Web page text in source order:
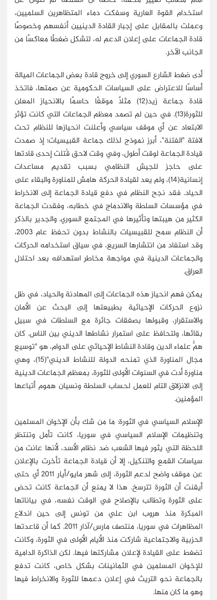
استخدام القوة العارية وسفكت دماء المتظاهرين السلميين،
وعملت بالمقابل على إجبار القادة الدينيين أنفسهم وخصوصًا
قادة الجماعات على إعلان الدعم له، لتشكل ضغطًا معاكسًا من
الجانب الآخر.
أدى ضغط الشارع السوري إلى خروج قادة بعض الجماعات الميالة
أساسًا للاعتراض على السياسات الحكومية عن صمتها، فاتخذ
قادة جماعة زيد(12) مثلًا موقفًا حاسمًا بالانحياز المعلن
للثورة(13). في حين لم تصمد معظم الجماعات التي كانت تؤثر
الابتعاد عن أي موقف سياسي وأعلنت انحيازها للنظام تحت
لافتة "الفتنة"، أبرز نموذج لذلك جماعة القبيسيات؛ إذ صمدت
قيادة الجماعة لوقت أطول، وفي وقت لاحق قُتلت إحدى قادتها
على حاجز للجيش النظامي بسبب تقديم مساعدات
إنسانية(14)، ولم يعد لقيادة الحركة هامش للمناورة والبقاء على
الحياد. فقد نجح النظام في دفع قيادة الجماعة إلى الانخراط
في مؤسسات السلطة والاندماج في خطابه، وفقدت الجماعة
الكثير من هيبتها وتأثيرها في المجتمع السوري. والجدير بالذكر
أن النظام سمح للقبيسيات بالنشاط بدون تحفظ عام 2003،
وقد استفاد من انتشارها السريع، في سياق استخدامه الحركات
والجماعات الدينية في مواجهة مخاطر استهدافه بعد احتلال
العراق.
يمكن فهم انحياز هذه الجماعات إلى المهادنة والحياد، في ظل
نزوع الحركات الإحيائية بطبيعتها إلى البحث عن الأمان
والاستقرار، وقبولها بصفقات جائرة مع السلطات في سبيل
بقائها، ولتحافظ على استمرار نشاطها الديني بين الناس. كان
همُّ علماء الدين وقادة النشاط الإحيائي على الدوام، هو "توسيع
مجال المناورة الذي تمنحه الدولة للنشاط الديني"(15)، وهي
مناورة أدت في السنوات الأولى للثورة، بمعظم الجماعات الدينية
إلى الانزلاق التام للعمل لحساب السلطة ونسيان هموم أتباعها
المؤمنين.
الإسلام السياسي في الثورة: ما من شك بأن الإخوان المسلمين
وتنظيمات الإسلام السياسي في سوريا، كانت تأمل وتنتظر
اللحظة التي يثور فيها الشعب ضد نظام الأسد، لأنها عانت من
سياسات القمع والتنكيل، إلا أن قيادة الجماعة تأخرت بالإعلان
عن موقف واضح لدعم الثورة، إلى شهر مايو/أيار 2011 أي حتى
أيقنت أن الثورة تترسخ. هذا لا يمنع أن الجماعة كانت تحض
على الثورة وتطالب بالإصلاح في الوقت نفسه، في بياناتها
المبكرة منذ هروب ابن علي من تونس إلى حين اندلاع
المظاهرات في سوريا، منتصف مارس/آذار 2011. كما أن قاعدتها
الحزبية والاجتماعية شاركت منذ الأيام الأولى في الثورة، وكانت
تضغط على القيادة لإعلان مشاركتها فيها. لكن الذاكرة الدامية
للإخوان المسلمين في الثمانينات بشكل خاص، كانت تدفع
بالجماعة نحو التريث في إعلان دعمها للثورة والانخراط فيها
وهو ما كان منها.